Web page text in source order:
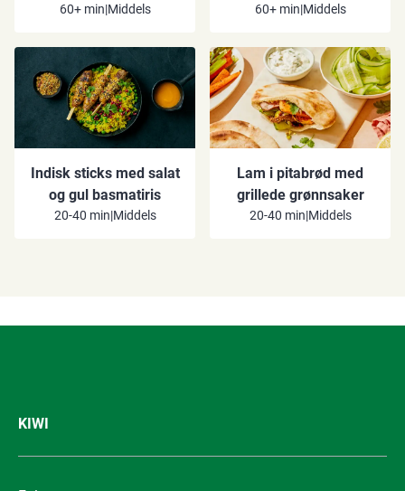
60+ min|Middels 60+ min|Middels
Indisk sticks med salat
og gul basmatiris
20-40 min|Middels
Lam i pitabrød med
grillede grønnsaker
20-40 min|Middels
KIWI